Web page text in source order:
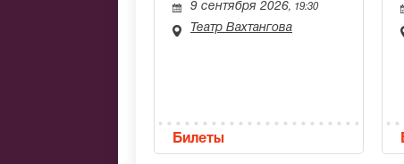
9 сентября 2026, 19:30
Театр Вахтангова
Билеты